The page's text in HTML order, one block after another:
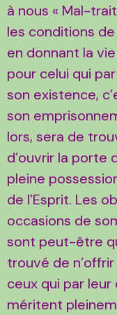
à nous « Mal-
les conditions
en donnant la
pour celui qui
son existence,
son
lors, sera de
d’ouvrir la porte
pleine
de l’Esprit. Les
occasions de
sont peut-être
trouvé de
ceux qui par
méritent